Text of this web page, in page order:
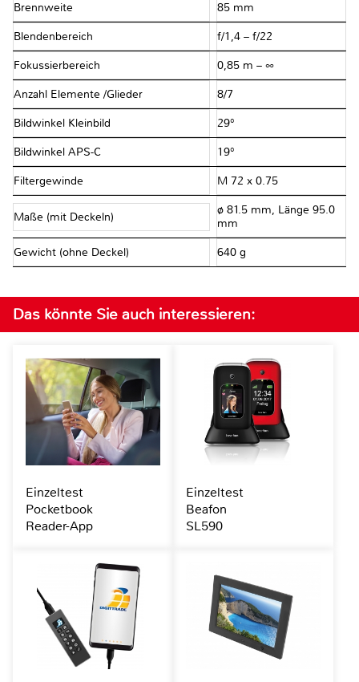
Brennweite 85 mm
Blendenbereich f/1,4 – f/22
Fokussierbereich 0,85 m – ∞
Anzahl Elemente /Glieder 8/7
Bildwinkel Kleinbild 29°
Bildwinkel APS-C 19°
Filtergewinde M 72 x 0.75
Maße (mit Deckeln)
ø 81.5 mm, Länge 95.0
mm
Gewicht (ohne Deckel) 640 g
Das könnte Sie auch interessieren:
Einzeltest
Pocketbook
Reader-App
Einzeltest
Beafon
SL590